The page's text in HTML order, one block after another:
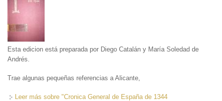
Esta edicion está preparada por Diego Catalán y María Soledad de
Andrés.
Trae algunas pequeñas referencias a Alicante,
Leer más sobre "Cronica General de España de 1344